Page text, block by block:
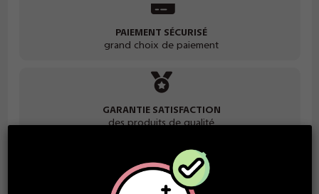
PAIEMENT SÉCURISÉ
grand choix de paiement
GARANTIE SATISFACTION
des produits de qualité